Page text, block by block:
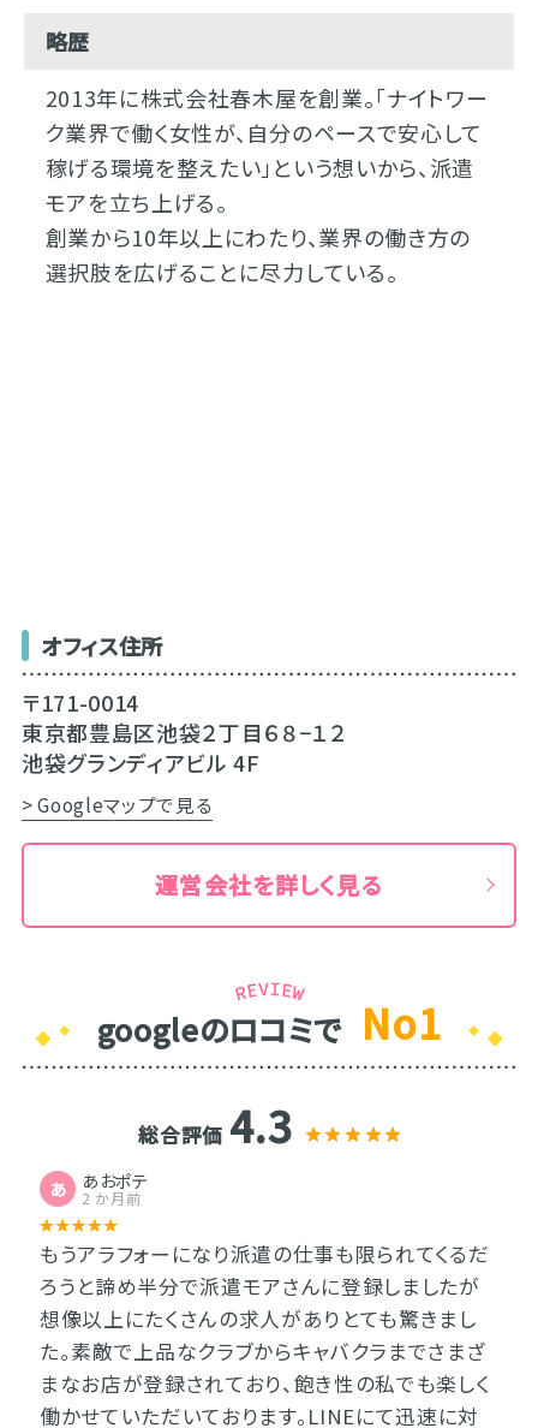
略歴
2013年に株式会社春木屋を創業。「ナイトワー
ク業界で働く女性が、自分のペースで安心して
稼げる環境を整えたい」という想いから、派遣
モアを立ち上げる。
創業から10年以上にわたり、業界の働き方の
選択肢を広げることに尽力している。
オフィス住所
〒171-0014
東京都豊島区池袋２丁目６８−１２
池袋グランディアビル 4F
> Googleマップで見る
運営会社を詳しく見る
googleのロコミで No1
総合評価 4.3
あ あおポテ
2 か月前
もうアラフォーになり派遣の仕事も限られてくるだ
ろうと諦め半分で派遣モアさんに登録しましたが
想像以上にたくさんの求人がありとても驚きまし
た。素敵で上品なクラブからキャバクラまでさまざ
まなお店が登録されており、飽き性の私でも楽しく
働かせていただいております。LINEにて迅速に対